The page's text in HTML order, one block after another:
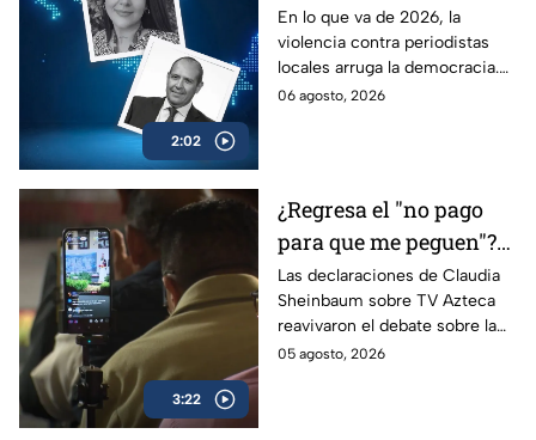
2:02
estrategia de violencia
e impunidad rumbo a
2027
En lo que va de 2026, la
violencia contra periodistas
locales arruga la democracia.
Entérate de cómo los
06 agosto, 2026
3:22
¿Regresa el "no pago
para que me peguen"?
Reviven frase de López
Portillo tras dichos del
gobierno de México
Las declaraciones de Claudia
Sheinbaum sobre TV Azteca
reavivaron el debate sobre la
publicidad oficial y recordaron
05 agosto, 2026